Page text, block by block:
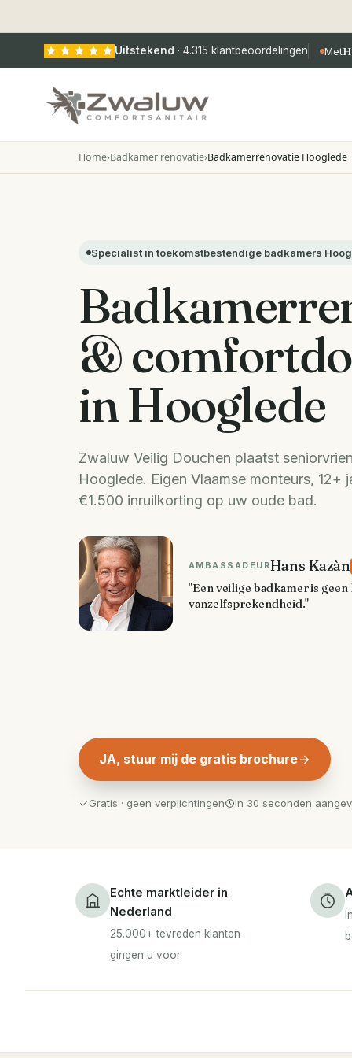
Uitstekend · 4.315 klantbeoordelingen Met
Home›Badkamer renovatie›Badkamerrenovatie Hooglede
Specialist in toekomstbestendige badkamers
&
in Hooglede
Zwaluw Veilig Douchen plaatst
Hooglede. Eigen Vlaamse monteurs, 12+
€1.500 inruilkorting op uw oude bad.
AMBASSADEURHans Kazàn
"Een veilige badkamer is
vanzelfsprekendheid."
JA, stuur mij de gratis brochure
Gratis · geen verplichtingen In 30 seconden
Echte marktleider in
Nederland
25.000+ tevreden klanten
gingen u voor